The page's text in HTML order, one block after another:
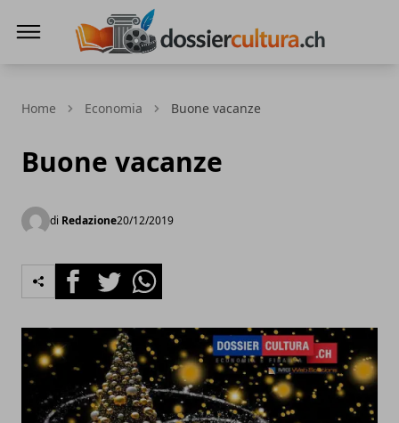
Home Economia Buone vacanze
Buone vacanze
di Redazione20/12/2019
FacebookTwitterWhatsapp